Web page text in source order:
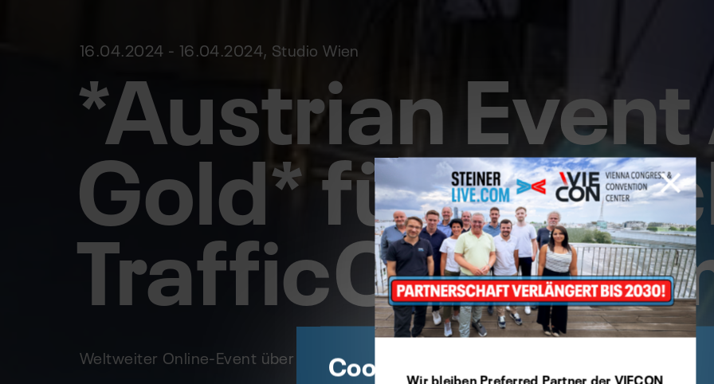
16.04.2024 - 16.04.2024, Studio Wien
*Austrian
Gold* für
TrafficCom
Weltweiter Online-Event über 2 Tage live aus dem Studio Wien
Cookie Präferenzen
Wir bleiben Preferred Partner der VIECON